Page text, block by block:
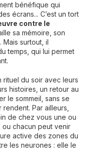
bénéfique qui
écrans... C’est un tort
contre le
sa mémoire, son
surtout, il
temps, qui lui permet
rituel du soir avec leurs
histoires, un retour au
le sommeil, sans se
rendent. Par ailleurs,
de chez vous une ou
ou chacun peut venir
active des zones du
les neurones : elle le